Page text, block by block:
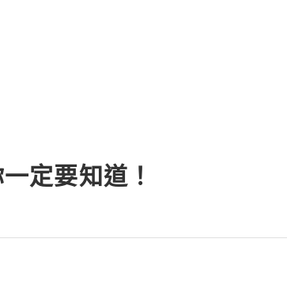
定要知道！